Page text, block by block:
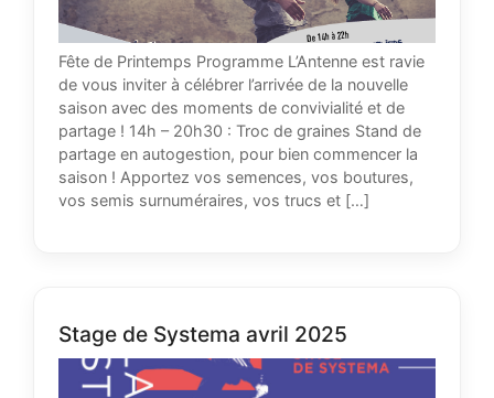
Fête de Printemps Programme L’Antenne est ravie
de vous inviter à célébrer l’arrivée de la nouvelle
saison avec des moments de convivialité et de
partage ! 14h – 20h30 : Troc de graines Stand de
partage en autogestion, pour bien commencer la
saison ! Apportez vos semences, vos boutures,
vos semis surnuméraires, vos trucs et […]
Stage de Systema avril 2025